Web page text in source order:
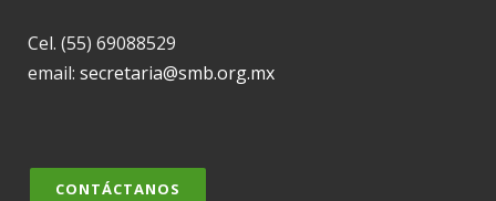
Cel. (55) 69088529
email: secretaria@smb.org.mx
CONTÁCTANOS